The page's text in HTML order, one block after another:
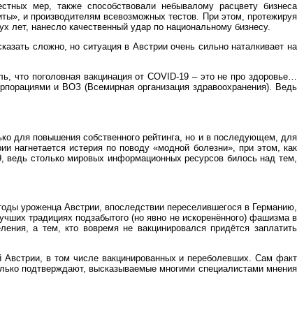
мер, также способствовали небывалому расцвету бизнеса
и производителям всевозможных тестов. При этом, протежируя
лет, нанесло качественный удар по национальному бизнесу.
сложно, но ситуация в Австрии очень сильно наталкивает на
поголовная вакцинация от COVID-19 – это не про здоровье…
и ВОЗ (Всемирная организация здравоохранения). Ведь
для повышения собственного рейтинга, но и в последующем, для
нагнетается истерия по поводу «модной болезни», при этом, как
столько мировых информационных ресурсов билось над тем,
уроженца Австрии, впоследствии переселившегося в Германию,
традициях подзабытого (но явно не искоренённого) фашизма в
а тем, кто вовремя не вакцинировался придётся заплатить
Австрии, в том числе вакцинированных и переболевших. Сам факт
подтверждают, высказываемые многими специалистами мнения